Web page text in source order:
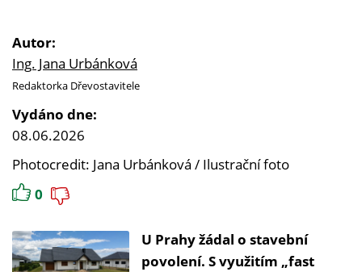
Autor:
Ing. Jana Urbánková
Redaktorka Dřevostavitele
Vydáno dne:
08.06.2026
Photocredit: Jana Urbánková / Ilustrační foto
0
U Prahy žádal o stavební
povolení. S využitím „fast